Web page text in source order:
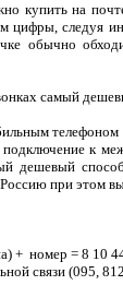
на
цифры, следуя
обычно
самый
к
дешевый
при этом
+ номер = 8 10
связи (095,